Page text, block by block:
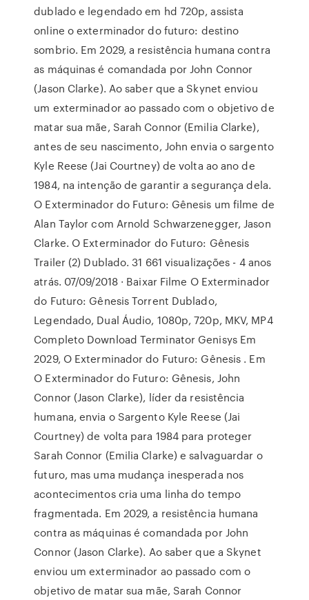
dublado e legendado em hd 720p, assista
online o exterminador do futuro: destino
sombrio. Em 2029, a resistência humana contra
as máquinas é comandada por John Connor
(Jason Clarke). Ao saber que a Skynet enviou
um exterminador ao passado com o objetivo de
matar sua mãe, Sarah Connor (Emilia Clarke),
antes de seu nascimento, John envia o sargento
Kyle Reese (Jai Courtney) de volta ao ano de
1984, na intenção de garantir a segurança dela.
O Exterminador do Futuro: Gênesis um filme de
Alan Taylor com Arnold Schwarzenegger, Jason
Clarke. O Exterminador do Futuro: Gênesis
Trailer (2) Dublado. 31 661 visualizações - 4 anos
atrás. 07/09/2018 · Baixar Filme O Exterminador
do Futuro: Gênesis Torrent Dublado,
Legendado, Dual Áudio, 1080p, 720p, MKV, MP4
Completo Download Terminator Genisys Em
2029, O Exterminador do Futuro: Gênesis . Em
O Exterminador do Futuro: Gênesis, John
Connor (Jason Clarke), líder da resistência
humana, envia o Sargento Kyle Reese (Jai
Courtney) de volta para 1984 para proteger
Sarah Connor (Emilia Clarke) e salvaguardar o
futuro, mas uma mudança inesperada nos
acontecimentos cria uma linha do tempo
fragmentada. Em 2029, a resistência humana
contra as máquinas é comandada por John
Connor (Jason Clarke). Ao saber que a Skynet
enviou um exterminador ao passado com o
objetivo de matar sua mãe, Sarah Connor